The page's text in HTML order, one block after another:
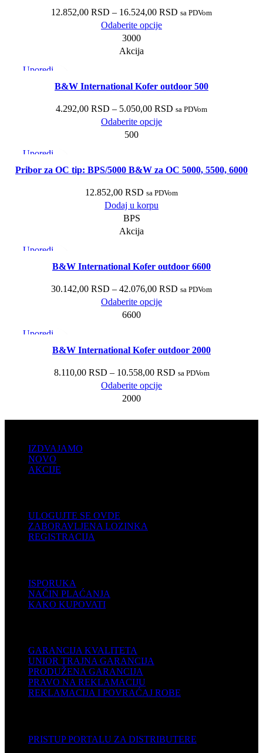
12.852,00 RSD – 16.524,00 RSD sa PDVom
Odaberite opcije
3000
Akcija
Uporedi
Brzi pregledB&W International Kofer outdoor 500
4.292,00 RSD – 5.050,00 RSD sa PDVom
Odaberite opcije
500
Uporedi
Brzi pregled
Pribor za OC tip: BPS/5000 B&W za OC 5000, 5500, 6000
12.852,00 RSD sa PDVom
Dodaj u korpu
BPS
Akcija
Uporedi
Brzi pregledB&W International Kofer outdoor 6600
30.142,00 RSD – 42.076,00 RSD sa PDVom
Odaberite opcije
6600
Uporedi
Brzi pregledB&W International Kofer outdoor 2000
8.110,00 RSD – 10.558,00 RSD sa PDVom
Odaberite opcije
2000
IZDVAJAMO
NOVO
AKCIJE
ULOGUJTE SE OVDE
ZABORAVLJENA LOZINKA
REGISTRACIJA
ISPORUKA
NAČIN PLAĆANJA
KAKO KUPOVATI
GARANCIJA KVALITETA
UNIOR TRAJNA GARANCIJA
PRODUŽENA GARANCIJA
PRAVO NA REKLAMACIJU
REKLAMACIJA I POVRAĆAJ ROBE
PRISTUP PORTALU ZA DISTRIBUTERE